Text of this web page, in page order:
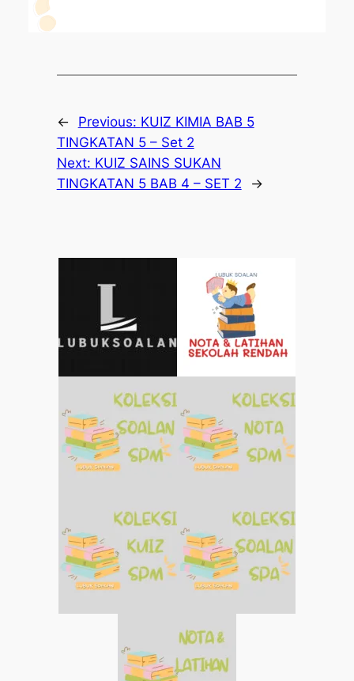
← Previous: KUIZ KIMIA BAB 5
TINGKATAN 5 – Set 2
Next: KUIZ SAINS SUKAN
TINGKATAN 5 BAB 4 – SET 2
→